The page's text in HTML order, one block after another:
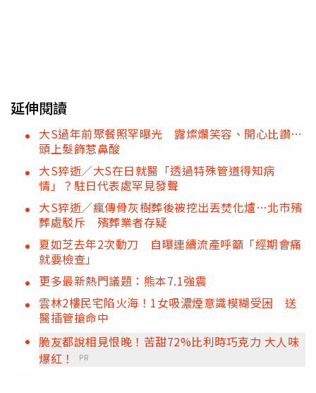
延伸閱讀
大S過年前聚餐照罕曝光 露燦爛笑容、開心比讚…
頭上髮飾惹鼻酸
大S猝逝／大S在日就醫「透過特殊管道得知病
情」？駐日代表處罕見發聲
大S猝逝／瘋傳骨灰樹葬後被挖出丟焚化爐…北市殯
葬處駁斥 殯葬業者存疑
夏如芝去年2次動刀 自曝連續流產呼籲「經期會痛
就要檢查」
更多最新熱門議題：熊本7.1強震
雲林2樓民宅陷火海！1女吸濃煙意識模糊受困 送
醫插管搶命中
脆友都說相見恨晚！苦甜72%比利時巧克力 大人味
爆紅！
PR